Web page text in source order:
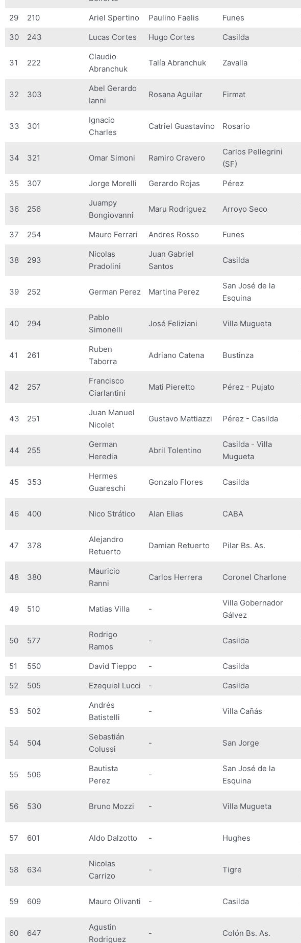
29 210 Ariel Spertino Paulino Faelis Funes
30
243 Lucas Cortes Hugo Cortes Casilda
31 222
Claudio
Abranchuk
Talía Abranchuk Zavalla
32 303
Abel Gerardo
Ianni
Rosana Aguilar Firmat
33 301
Ignacio
Charles
Catriel Guastavino Rosario
34 321 Omar Simoni Ramiro Cravero
Carlos Pellegrini
(SF)
35 307 Jorge Morelli Gerardo Rojas Pérez
36 256
Juampy
Bongiovanni
Maru Rodriguez Arroyo Seco
37 254 Mauro Ferrari Andres Rosso Funes
38 293
Nicolas
Pradolini
Juan Gabriel
Santos
Casilda
39 252 German Perez Martina Perez
San José de la
Esquina
40 294
Pablo
Simonelli
José Feliziani Villa Mugueta
41 261
Ruben
Taborra
Adriano Catena Bustinza
42 257
Francisco
Ciarlantini
Mati Pieretto Pérez - Pujato
43 251
Juan Manuel
Nicolet
Gustavo Mattiazzi Pérez - Casilda
44 255
German
Heredia
Abril Tolentino
Casilda - Villa
Mugueta
45 353
Hermes
Guareschi
Gonzalo Flores Casilda
46 400 Nico Strático Alan Elias CABA
47 378
Alejandro
Retuerto
Damian Retuerto Pilar Bs. As.
48 380
Mauricio
Ranni
Carlos Herrera Coronel Charlone
49 510 Matias Villa -
Villa Gobernador
Gálvez
50 577
Rodrigo
Ramos
- Casilda
51 550 David Tieppo - Casilda
52
505 Ezequiel Lucci - Casilda
53 502
Andrés
Batistelli
- Villa Cañás
54 504
Sebastián
Colussi
- San Jorge
55 506
Bautista
Perez
-
San José de la
Esquina
56 530 Bruno Mozzi - Villa Mugueta
57 601 Aldo Dalzotto - Hughes
58 634
Nicolas
Carrizo
- Tigre
59 609 Mauro Olivanti - Casilda
60 647
Agustin
Rodriguez
- Colón Bs. As.